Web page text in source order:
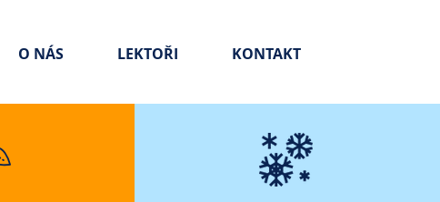
O NÁS LEKTOŘI KONTAKT